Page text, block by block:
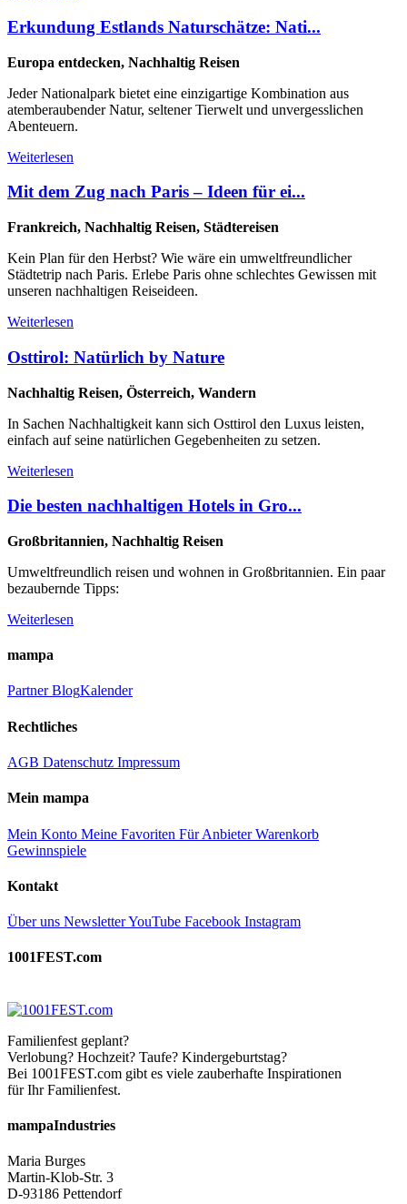
Erkundung Estlands Naturschätze: Nati...
Europa entdecken, Nachhaltig Reisen
Jeder Nationalpark bietet eine einzigartige Kombination aus
atemberaubender Natur, seltener Tierwelt und unvergesslichen
Abenteuern.
Weiterlesen
Mit dem Zug nach Paris – Ideen für ei...
Frankreich, Nachhaltig Reisen, Städtereisen
Kein Plan für den Herbst? Wie wäre ein umweltfreundlicher
Städtetrip nach Paris. Erlebe Paris ohne schlechtes Gewissen mit
unseren nachhaltigen Reiseideen.
Weiterlesen
Osttirol: Natürlich by Nature
Nachhaltig Reisen, Österreich, Wandern
In Sachen Nachhaltigkeit kann sich Osttirol den Luxus leisten,
einfach auf seine natürlichen Gegebenheiten zu setzen.
Weiterlesen
Die besten nachhaltigen Hotels in Gro...
Großbritannien, Nachhaltig Reisen
Umweltfreundlich reisen und wohnen in Großbritannien. Ein paar
bezaubernde Tipps:
Weiterlesen
mampa
PartnerBlogKalender
Rechtliches
AGB Datenschutz Impressum
Mein mampa
Mein Konto Meine Favoriten Für AnbieterWarenkorb
Gewinnspiele
Kontakt
Über uns NewsletterYouTube Facebook Instagram
1001FEST.com
Familienfest geplant?
Verlobung? Hochzeit? Taufe? Kindergeburtstag?
Bei 1001FEST.com gibt es viele zauberhafte Inspirationen
für Ihr Familienfest.
mampaIndustries
Maria Burges
Martin-Klob-Str. 3
D-93186 Pettendorf